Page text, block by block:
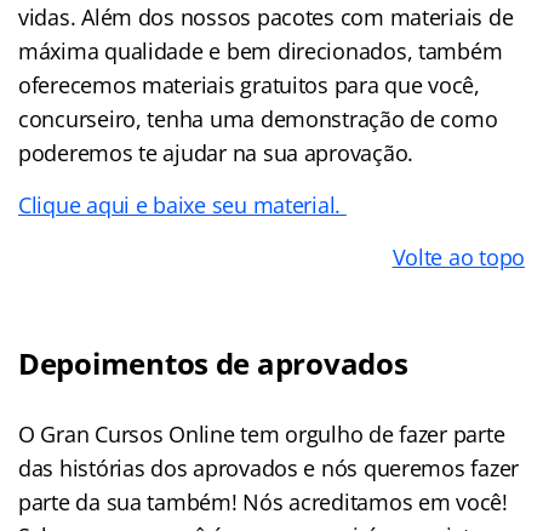
vidas. Além dos nossos pacotes com materiais de
máxima qualidade e bem direcionados, também
oferecemos materiais gratuitos para que você,
concurseiro, tenha uma demonstração de como
poderemos te ajudar na sua aprovação.
Clique aqui e baixe seu material.
Volte ao topo
Depoimentos de aprovados
O Gran Cursos Online tem orgulho de fazer parte
das histórias dos aprovados e nós queremos fazer
parte da sua também! Nós acreditamos em você!